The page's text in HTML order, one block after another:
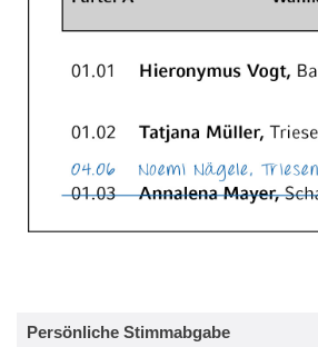
Persönliche Stimmabgabe